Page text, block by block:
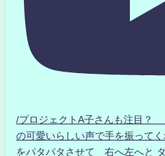
/プロジェクトA子さんも注目
の可愛いらしい声で手を振って
をパタパタさせて 右へ左へと